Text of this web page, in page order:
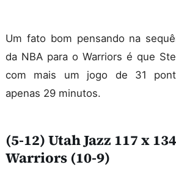
Um fato bom pensando na
da NBA para o Warriors é que
com mais um jogo de 31
apenas 29 minutos.
(5-12) Utah Jazz 117 x
Warriors (10-9)